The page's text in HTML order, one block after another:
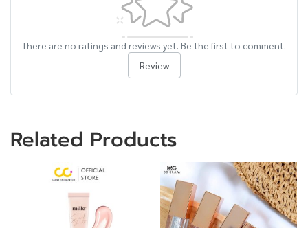
There are no ratings and reviews yet. Be the first to comment.
Review
Related Products